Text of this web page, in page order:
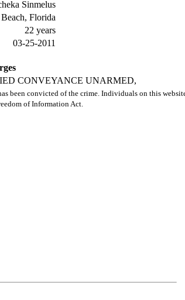
Sinmelus
Florida
22 years
03-25-2011
CONVEYANCE UNARMED,
been convicted of the crime. Individuals on this
of Information Act.